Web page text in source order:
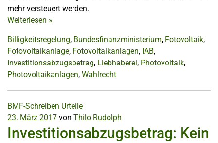
mehr versteuert werden.
Weiterlesen »
Billigkeitsregelung, Bundesfinanzministerium, Fotovoltaik,
Fotovoltaikanlage, Fotovoltaikanlagen, IAB,
Investitionsabzugsbetrag, Liebhaberei, Photovoltaik,
Photovoltaikanlagen, Wahlrecht
BMF-Schreiben Urteile
23. März 2017 von Thilo Rudolph
Investitionsabzugsbetrag: Kein